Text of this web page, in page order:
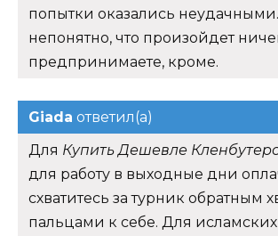
попытки оказались
непонятно, что произойдет
предпринимаете, кроме.
Giada ответил(а)
Для Купить Дешевле
для работу в выходные дни
схватитесь за турник обратным
пальцами к себе. Для